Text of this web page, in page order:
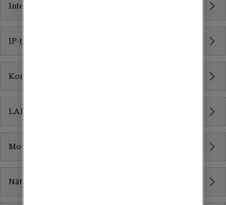
Internet Access Wireless
IP-tjänster
Konsulttjänster
LAN och WLAN
Mobilt VPN
Nätverk som tjänst (NaaS)